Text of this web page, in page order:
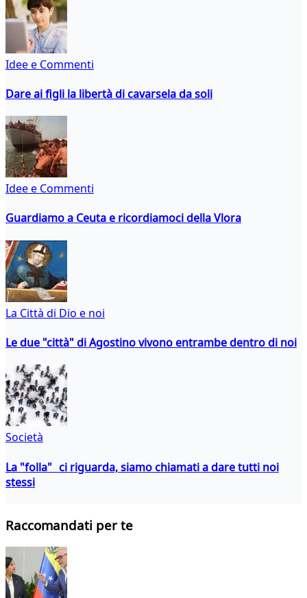
Idee e Commenti
Dare ai figli la libertà di cavarsela da soli
Idee e Commenti
Guardiamo a Ceuta e ricordiamoci della Vlora
La Città di Dio e noi
Le due "città" di Agostino vivono entrambe dentro di noi
Società
La "folla" ci riguarda, siamo chiamati a dare tutti noi
stessi
Raccomandati per te